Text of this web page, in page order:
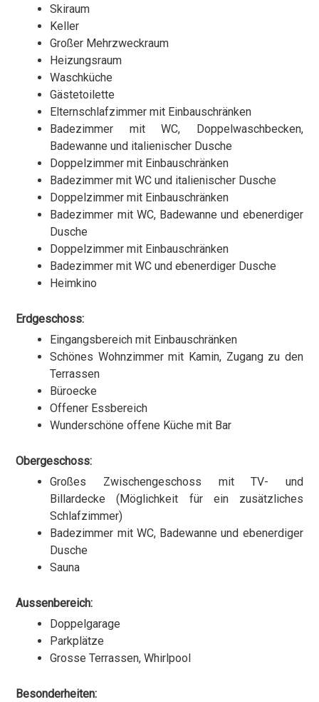
Skiraum
Keller
Großer Mehrzweckraum
Heizungsraum
Waschküche
Gästetoilette
Elternschlafzimmer mit Einbauschränken
Badezimmer mit WC, Doppelwaschbecken,
Badewanne und italienischer Dusche
Doppelzimmer mit Einbauschränken
Badezimmer mit WC und italienischer Dusche
Doppelzimmer mit Einbauschränken
Badezimmer mit WC, Badewanne und ebenerdiger
Dusche
Doppelzimmer mit Einbauschränken
Badezimmer mit WC und ebenerdiger Dusche
Heimkino
Erdgeschoss:
Eingangsbereich mit Einbauschränken
Schönes Wohnzimmer mit Kamin, Zugang zu den
Terrassen
Büroecke
Offener Essbereich
Wunderschöne offene Küche mit Bar
Obergeschoss:
Großes Zwischengeschoss mit TV- und
Billardecke (Möglichkeit für ein zusätzliches
Schlafzimmer)
Badezimmer mit WC, Badewanne und ebenerdiger
Dusche
Sauna
Aussenbereich:
Doppelgarage
Parkplätze
Grosse Terrassen, Whirlpool
Besonderheiten: